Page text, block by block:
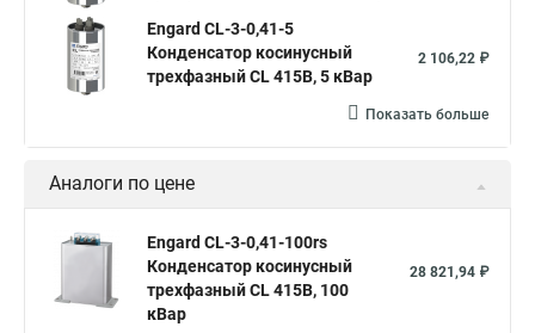
Engard CL-3-0,41-5
Конденсатор косинусный
трехфазный CL 415В, 5 кВар
2 106,22 ₽
Показать больше
Аналоги по цене
Engard CL-3-0,41-100rs
Конденсатор косинусный
трехфазный CL 415В, 100
кВар
28 821,94 ₽